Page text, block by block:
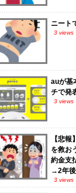
ニート
3 views
auが基
チで発
3 views
【悲
を救お
約金支
→2年
3 views